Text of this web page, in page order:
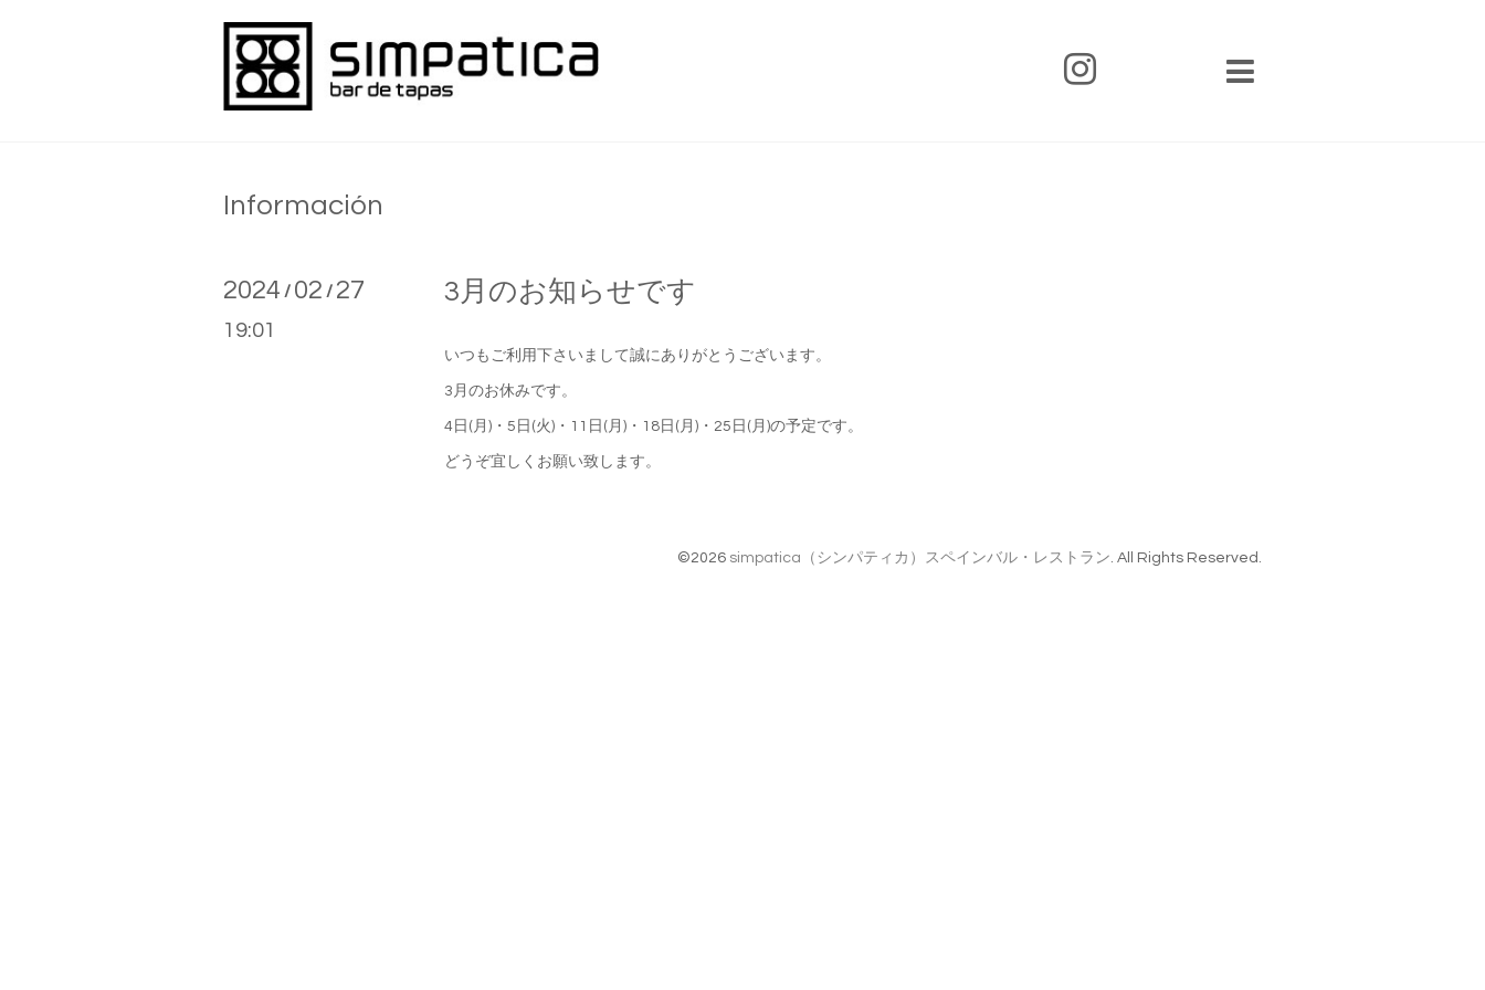
Información
2024 / 02 / 27
19:01
3月のお知らせです
いつもご利用下さいまして誠にありがとうございます。
3月のお休みです。
4日(月)・5日(火)・11日(月)・18日(月)・25日(月)の予定です。
どうぞ宜しくお願い致します。
©2026 simpatica（シンパティカ）スペインバル・レストラン. All Rights Reserved.